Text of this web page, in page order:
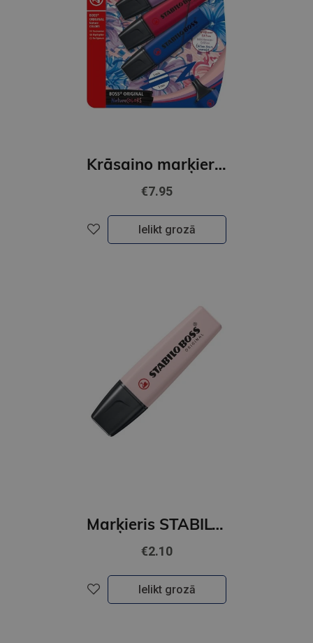
Krāsaino marķieru komplekts STABILO BOSS ORIGINAL NatureCOLORS Wildflower, iepakojumā 4 gab.
€7.95
Ielikt grozā
Marķieris STABILO BOSS ORIGINAL NatureCOLORS Wildflower, rouge
€2.10
Ielikt grozā